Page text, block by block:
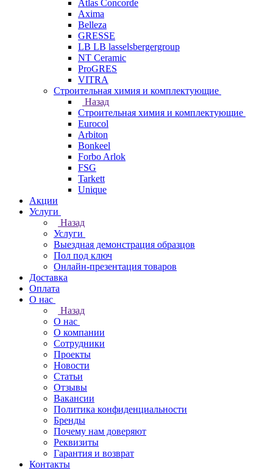
Atlas Concorde
Axima
Belleza
GRESSE
LB LB lasselsbergergroup
NT Ceramic
ProGRES
VITRA
Строительная химия и комплектующие
Назад
Строительная химия и комплектующие
Eurocol
Arbiton
Bonkeel
Forbo Arlok
FSG
Tarkett
Unique
Акции
Услуги
Назад
Услуги
Выездная демонстрация образцов
Пол под ключ
Онлайн-презентация товаров
Доставка
Оплата
О нас
Назад
О нас
О компании
Сотрудники
Проекты
Новости
Статьи
Отзывы
Вакансии
Политика конфиденциальности
Бренды
Почему нам доверяют
Реквизиты
Гарантия и возврат
Контакты